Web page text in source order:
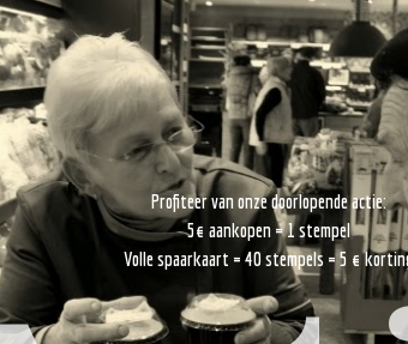
Profiteer van onze doorlopende actie:
5€ aankopen = 1 stempel
Volle spaarkaart = 40 stempels = 5 €